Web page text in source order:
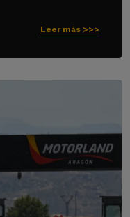
Leer más >>>